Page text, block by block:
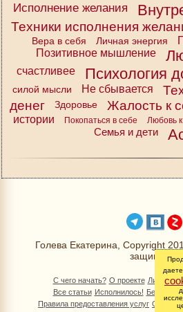
Исполнение желания
Техники исполнения
Вера в себя Личная энергия
Позитивное мышление
счастливее
Психология
силой мысли
Не сбывается
денег
Здоровье Жалость к
истории
Покопаться в себе Любовь
Семья и дети
Голева Екатерина, Copyright
защищены
С чего начать? О проекте Личный
Все статьи Исполнилось!
Правила предоставления услуг